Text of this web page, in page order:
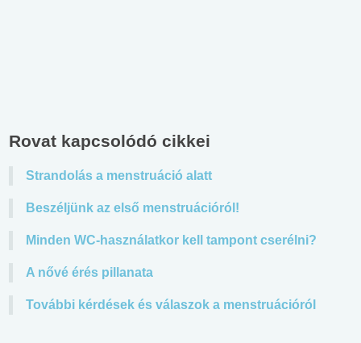
Rovat kapcsolódó cikkei
Strandolás a menstruáció alatt
Beszéljünk az első menstruációról!
Minden WC-használatkor kell tampont cserélni?
A nővé érés pillanata
További kérdések és válaszok a menstruációról